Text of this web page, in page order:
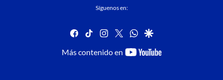
Síguenos en:
facebook
tiktok instagram
twitterwhatsapp
google
Más contenido en
youtube-